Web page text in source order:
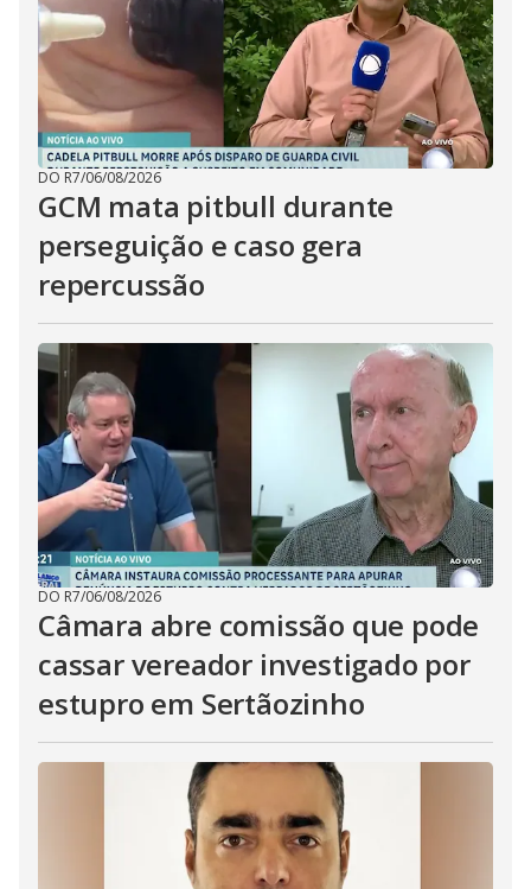
DO R7/06/08/2026
GCM mata pitbull durante
perseguição e caso gera
repercussão
DO R7/06/08/2026
Câmara abre comissão que pode
cassar vereador investigado por
estupro em Sertãozinho